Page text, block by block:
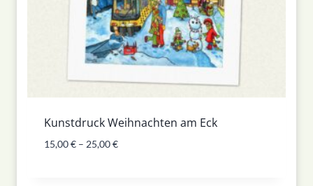
Kunstdruck Weihnachten am Eck
15,00€ – 25,00€